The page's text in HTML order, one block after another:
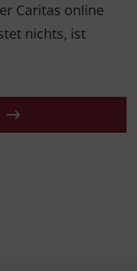
Caritas online
nichts, ist